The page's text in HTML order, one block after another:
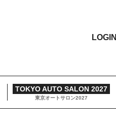
LOGIN
TOKYO AUTO SALON 2027
東京オートサロン2027